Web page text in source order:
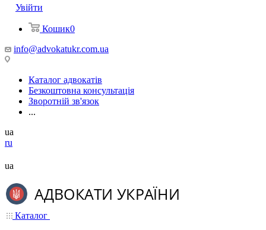
Увійти
Кошик0
info@advokatukr.com.ua
Каталог адвокатів
Безкоштовна консультація
Зворотній зв'язок
...
ua
ru
ua
Каталог